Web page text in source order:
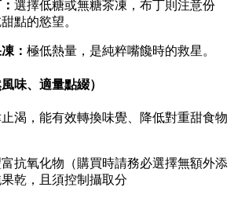
選擇低糖或無糖茶凍，布丁則注意份
點的慾望。
： 極低熱量，是純粹嘴饞時的救星。
味、適量點綴）
渴，能有效轉換味覺、降低對重甜食物
抗氧化物（購買時請務必選擇無額外添
乾，且須控制攝取分